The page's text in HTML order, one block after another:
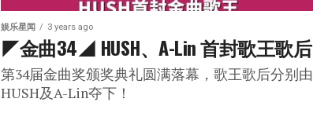
娱乐星闻 3 years ago
◤金曲34◢ HUSH、A-Lin 首封歌王歌后
第34届金曲奖颁奖典礼圆满落幕，歌王歌后分别由
HUSH及A-Lin夺下！